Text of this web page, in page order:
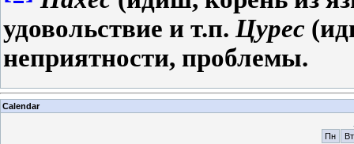
удовольствие и т.п. Цурес
неприятности, проблемы.
Calendar
Пн
Вт